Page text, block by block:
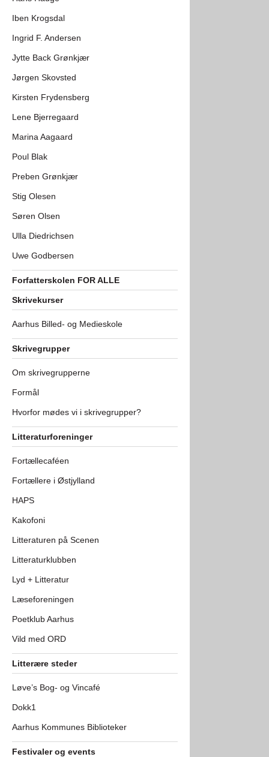
Iben Krogsdal
Ingrid F. Andersen
Jytte Back Grønkjær
Jørgen Skovsted
Kirsten Frydensberg
Lene Bjerregaard
Marina Aagaard
Poul Blak
Preben Grønkjær
Stig Olesen
Søren Olsen
Ulla Diedrichsen
Uwe Godbersen
Forfatterskolen FOR ALLE
Skrivekurser
Aarhus Billed- og Medieskole
Skrivegrupper
Om skrivegrupperne
Formål
Hvorfor mødes vi i skrivegrupper?
Litteraturforeninger
Fortællecaféen
Fortællere i Østjylland
HAPS
Kakofoni
Litteraturen på Scenen
Litteraturklubben
Lyd + Litteratur
Læseforeningen
Poetklub Aarhus
Vild med ORD
Litterære steder
Løve’s Bog- og Vincafé
Dokk1
Aarhus Kommunes Biblioteker
Festivaler og events